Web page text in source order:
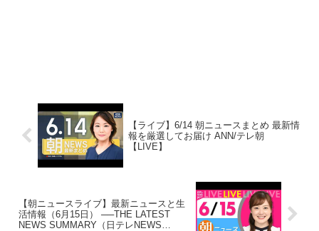
【ライブ】6/14 朝ニュースまとめ 最新情
報を厳選してお届け ANN/テレ朝
【LIVE】
【朝ニュースライブ】最新ニュースと生
活情報（6月15日） ──THE LATEST
NEWS SUMMARY（日テレNEWS